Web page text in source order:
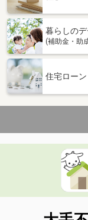
暮らしのデ
(補助金・助
住宅ローン